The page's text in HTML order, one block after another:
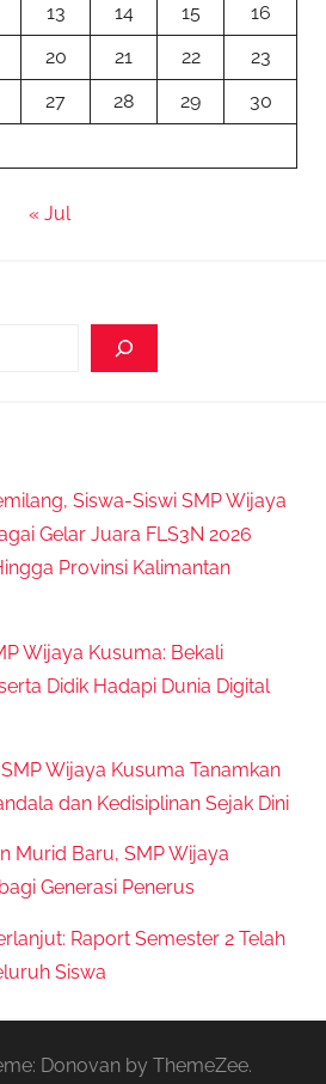
13 14 15
16
20 21 22
23
27 28 29
30
« Jul
Siswa-Siswi SMP Wijaya
Gelar Juara FLS3N 2026
Provinsi Kalimantan
Wijaya Kusuma: Bekali
Didik Hadapi Dunia Digital
Wijaya Kusuma Tanamkan
dan Kedisiplinan Sejak Dini
Murid Baru, SMP Wijaya
Generasi Penerus
Raport Semester 2 Telah
Siswa
Donovan by ThemeZee.